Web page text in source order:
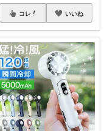
コレ いいね